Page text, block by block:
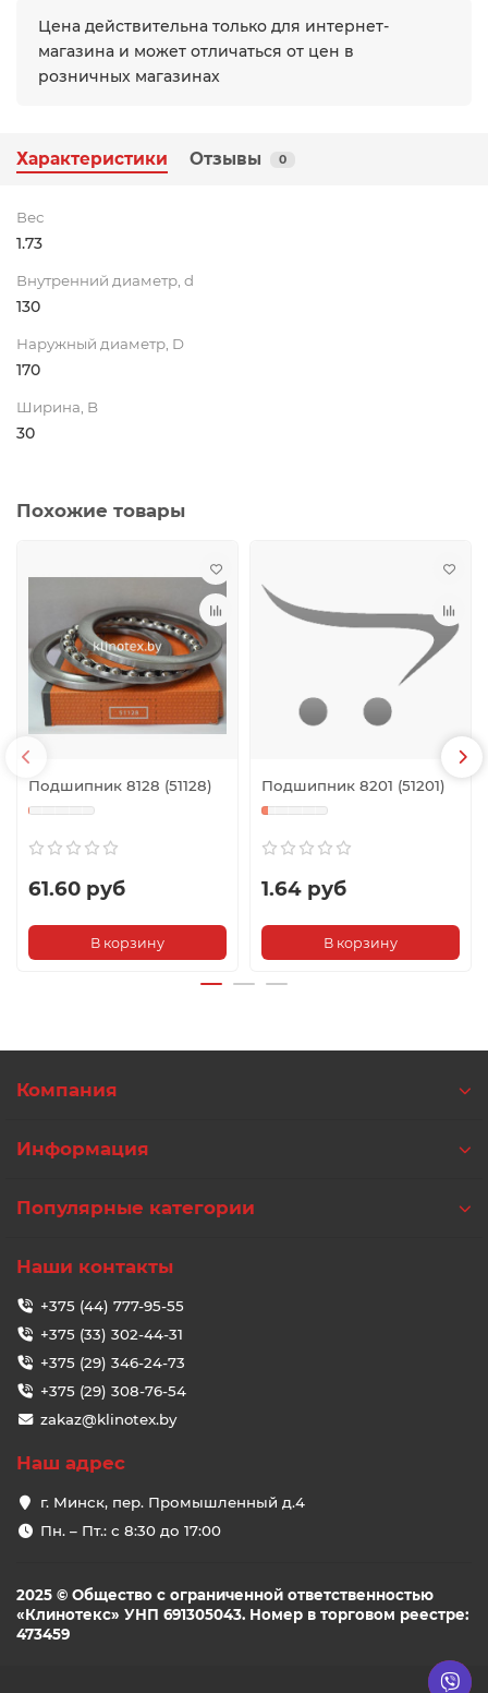
Цена действительна только для интернет-
магазина и может отличаться от цен в
розничных магазинах
Характеристики Отзывы 0
Вес
1.73
Внутренний диаметр, d
130
Наружный диаметр, D
170
Ширина, B
30
Похожие товары
Подшипник 8128 (51128)
61.60 руб
В корзину
Подшипник 8201 (51201)
1.64 руб
В корзину
Компания
Информация
Популярные категории
Наши контакты
+375 (44) 777-95-55
+375 (33) 302-44-31
+375 (29) 346-24-73
+375 (29) 308-76-54
zakaz@klinotex.by
Наш адрес
г. Минск, пер. Промышленный д.4
Пн. – Пт.: с 8:30 до 17:00
2025 © Общество с ограниченной ответственностью
«Клинотекс» УНП 691305043. Номер в торговом реестре:
473459